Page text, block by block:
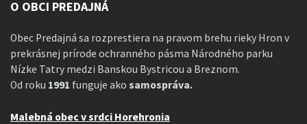
O OBCI PREDAJNÁ
Obec Predajná sa rozprestiera na pravom brehu rieky Hron v
prekrásnej prírode ochranného pásma Národného parku
Nízke Tatry medzi Banskou Bystricou a Breznom.
Od roku 1991 funguje ako samospráva.
Malebná obec v srdci Horehronia